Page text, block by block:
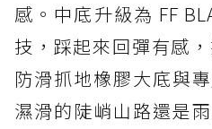
感。中底升級為 FF
技，踩起來回彈有感
防滑抓地橡膠大底與
濕滑的陡峭山路還是